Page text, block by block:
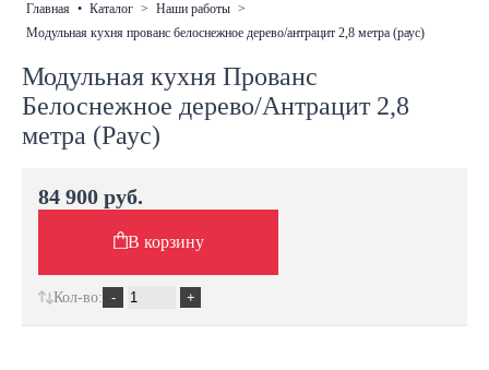
главная • каталог > наши работы >
модульная кухня прованс белоснежное дерево/антрацит 2,8 метра (раус)
Модульная кухня Прованс
Белоснежное дерево/Антрацит 2,8
метра (Раус)
84 900 руб.
В корзину
Кол-во: